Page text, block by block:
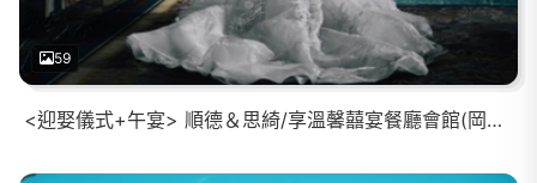
59
<迎娶儀式+午宴> 順德＆思綺/享溫馨囍宴餐廳會館(岡山館)